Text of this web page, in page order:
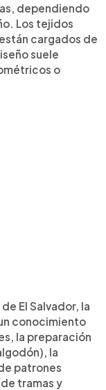
dependiendo
Los tejidos
cargados de
suele
o
El Salvador, la
conocimiento
la preparación
la
patrones
tramas y